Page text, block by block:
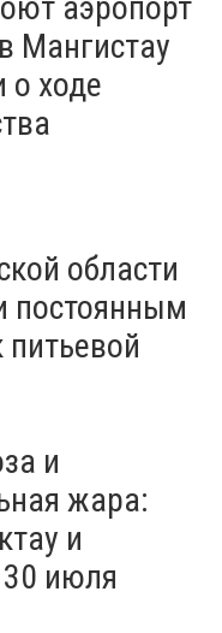
Мангистау
о ходе
области
постоянным
и
жара:
и
июля